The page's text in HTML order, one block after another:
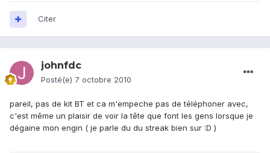
Citer
johnfdc
Posté(e) 7 octobre 2010
pareil, pas de kit BT et ca m'empeche pas de téléphoner avec,
c'est même un plaisir de voir la tête que font les gens lorsque je
dégaine mon engin ( je parle du du streak bien sur :D )